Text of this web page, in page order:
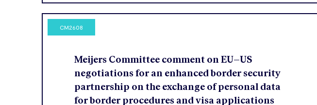
CM2608
Meijers Committee comment on EU–US
negotiations for an enhanced border security
partnership on the exchange of personal data
for border procedures and visa applications